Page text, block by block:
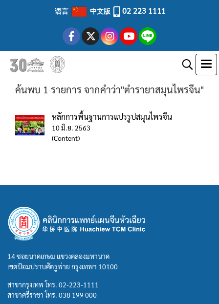
语言 中文版 02 223 1111
ค้นพบ 1 รายการ จากคำว่า"ตำรายาสมุนไพรจีน"
หลักการพื้นฐานการแปรรูปสมุนไพรจีน
10 มิ.ย. 2563
(Content)
14 ซอยนาคเกษม แขวงคลองมหานาค
เขตป้อมปราบศัตรูพ่าย กรุงเทพฯ 10100
สาขากรุงเทพ โทร. 02-223-1111
สาขาศรีราชา โทร. 038 199 000